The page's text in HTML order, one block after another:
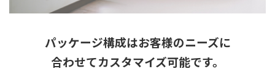
パッケージ構成はお客様のニーズに
合わせてカスタマイズ可能です。